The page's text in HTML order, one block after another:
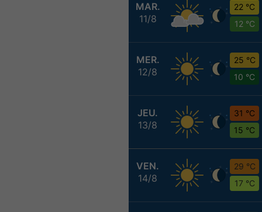
MAR.
11/8
22 °C
12 °C
MER.
12/8
25 °C
10 °C
JEU.
13/8
31 °C
15 °C
VEN.
14/8
29 °C
17 °C